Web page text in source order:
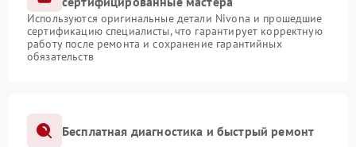
Используются оригинальные детали Nivona и прошедшие
сертификацию специалисты, что гарантирует корректную
работу после ремонта и сохранение гарантийных
обязательств
Бесплатная диагностика и быстрый ремонт